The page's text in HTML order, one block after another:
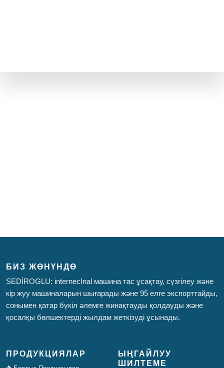
БИЗ ЖӨНҮНДӨ
SEDİROGLU: internecInal машина тас ұсақтау, сүзгілеу және
кір жуу машиналарын шығарады және 95 елге экспорттайды,
сонымен қатар бүкіл әлемге жинақтауды қолдауды және
қосалқы бөлшектерді жылдам жеткізуді ұсынады.
ПРОДУКЦИЯЛАР
ЫҢГАЙЛУУ
ШИЛТЕМЕ